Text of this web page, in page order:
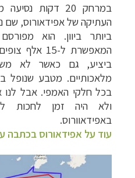
במרחק 20 דקות
העתיקה של אפידאורוס, שם
ביותר ביוון. הוא
המאפשרת ל-
ביציע, גם כאשר לא
מלאכותיים. מטבע
בכל חלקי האמפי.אבל
ולא היה זמן לחכות
באפידאוורוס.
עוד על אפידאורוס בכתבה